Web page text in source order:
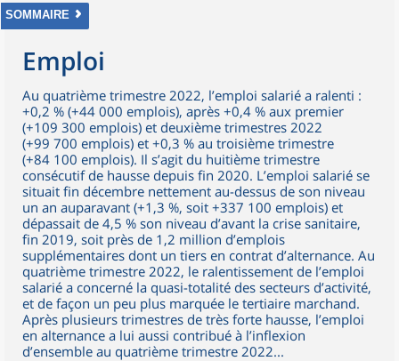
SOMMAIRE
Emploi
Au quatrième trimestre 2022, l’emploi salarié a ralenti :
+0,2 % (+44 000 emplois), après +0,4 % aux premier
(+109 300 emplois) et deuxième trimestres 2022
(+99 700 emplois) et +0,3 % au troisième trimestre
(+84 100 emplois). Il s’agit du huitième trimestre
consécutif de hausse depuis fin 2020. L’emploi salarié se
situait fin décembre nettement au-dessus de son niveau
un an auparavant (+1,3 %, soit +337 100 emplois) et
dépassait de 4,5 % son niveau d’avant la crise sanitaire,
fin 2019, soit près de 1,2 million d’emplois
supplémentaires dont un tiers en contrat d’alternance. Au
quatrième trimestre 2022, le ralentissement de l’emploi
salarié a concerné la quasi-totalité des secteurs d’activité,
et de façon un peu plus marquée le tertiaire marchand.
Après plusieurs trimestres de très forte hausse, l’emploi
en alternance a lui aussi contribué à l’inflexion
d’ensemble au quatrième trimestre 2022...